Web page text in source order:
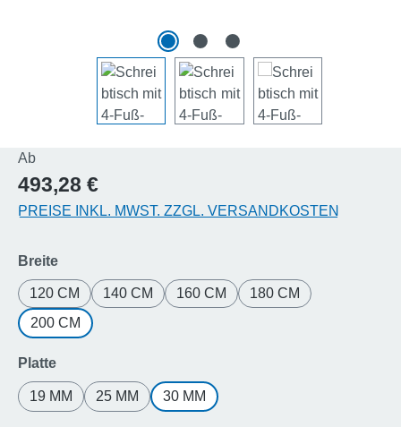
AbRegulärer Preis:
493,28 €
PREISE INKL. MWST. ZZGL. VERSANDKOSTEN
Breiteauswählen
120 CM 140 CM 160 CM
180 CM
200 CM
Platteauswählen
19 MM 25 MM 30 MM